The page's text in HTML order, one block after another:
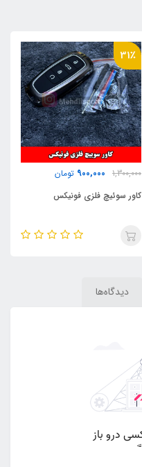
31٪
1,300,000
900,000 تومان
کاور سوئیچ فلزی فونیکس
دیدگاه‌ها